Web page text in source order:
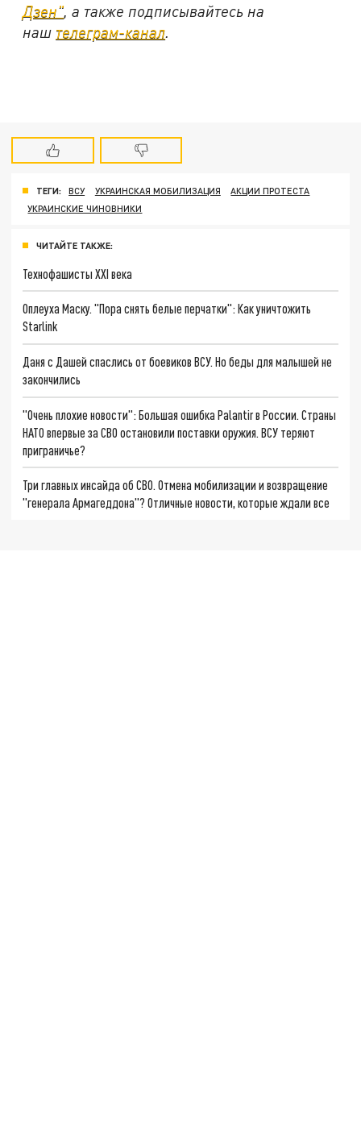
Дзен" , а также подписывайтесь на
наш телеграм-канал
ТЕГИ: ВСУ УКРАИНСКАЯ МОБИЛИЗАЦИЯ
АКЦИИ ПРОТЕСТА
УКРАИНСКИЕ ЧИНОВНИКИ
ЧИТАЙТЕ ТАКЖЕ:
Технофашисты XXI века
Оплеуха Маску. "Пора снять белые перчатки": Как уничтожить
Starlink
Даня с Дашей спаслись от боевиков ВСУ. Но беды для малышей не
закончились
"Очень плохие новости": Большая ошибка Palantir в России. Страны
НАТО впервые за СВО остановили поставки оружия. ВСУ теряют
приграничье?
Три главных инсайда об СВО. Отмена мобилизации и возвращение
"генерала Армагеддона"? Отличные новости, которые ждали все